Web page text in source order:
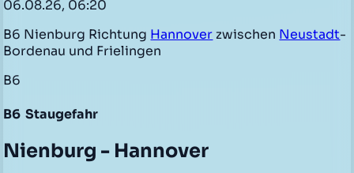
06.08.26, 06:20
B6 Nienburg Richtung Hannover zwischen Neustadt-
Bordenau und Frielingen
B6
B6 Staugefahr
Nienburg - Hannover